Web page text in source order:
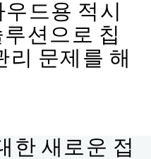
드용 적시
션으로 칩
리 문제를 해
한 새로운 접